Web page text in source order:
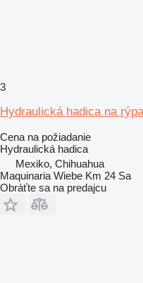
3
Hydraulická hadica na
Cena na požiadanie
Hydraulická hadica
Mexiko, Chihuahua
Maquinaria Wiebe Km 24 Sa
Obráťte sa na predajcu